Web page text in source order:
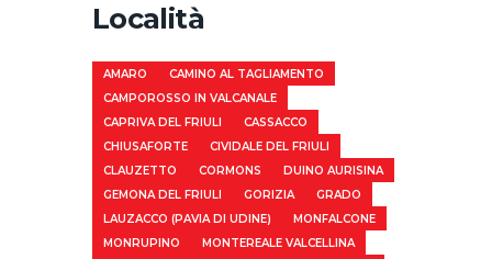
Località
AMARO
CAMINO AL TAGLIAMENTO
CAMPOROSSO IN VALCANALE
CAPRIVA DEL FRIULI
CASSACCO
CHIUSAFORTE
CIVIDALE DEL FRIULI
CLAUZETTO
CORMONS
DUINO AURISINA
GEMONA DEL FRIULI
GORIZIA
GRADO
LAUZACCO (PAVIA DI UDINE)
MONFALCONE
MONRUPINO
MONTEREALE VALCELLINA